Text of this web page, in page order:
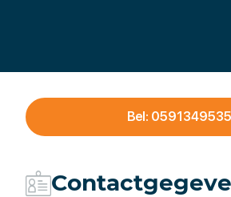
Bel: 0591349535